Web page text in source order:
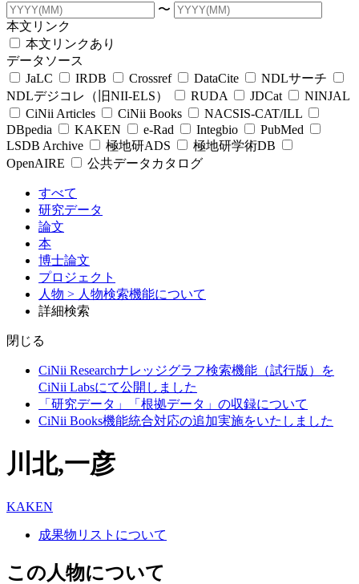
〜
本文リンク
本文リンクあり
データソース
JaLC
IRDB Crossref DataCite
NDLサーチ
NDLデジコレ（旧NII-ELS）
RUDA JDCat
NINJAL
CiNii Articles
CiNii Books
NACSIS-CAT/ILL
DBpedia
KAKEN e-Rad Integbio
PubMed
LSDB Archive
極地研ADS
極地研学術DB
OpenAIRE
公共データカタログ
すべて
研究データ
論文
本
博士論文
プロジェクト
人物 > 人物検索機能について
詳細検索
閉じる
CiNii Researchナレッジグラフ検索機能（試行版）を
CiNii Labsにて公開しました
「研究データ」「根拠データ」の収録について
CiNii Books機能統合対応の追加実施をいたしました
川北,一彦
KAKEN
成果物リストについて
この人物について